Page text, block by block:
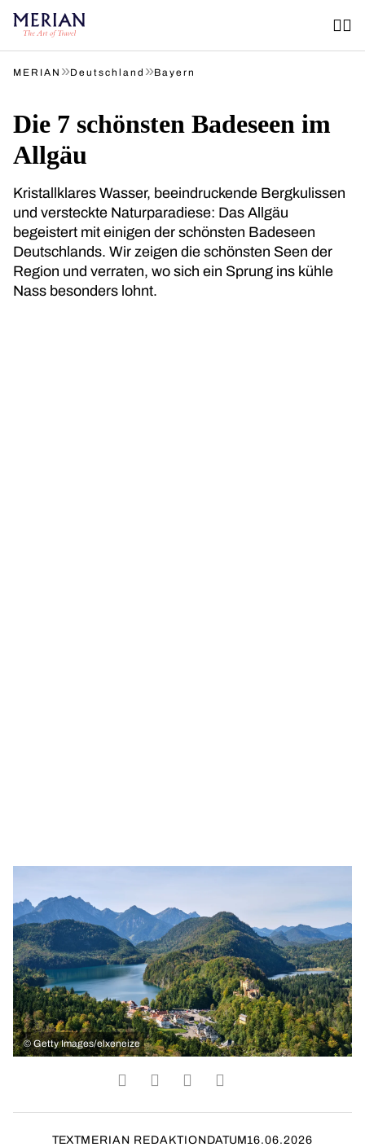
MERIAN »Deutschland »Bayern
Die 7 schönsten Badeseen im
Allgäu
Kristallklares Wasser, beeindruckende Bergkulissen
und versteckte Naturparadiese: Das Allgäu
begeistert mit einigen der schönsten Badeseen
Deutschlands. Wir zeigen die schönsten Seen der
Region und verraten, wo sich ein Sprung ins kühle
Nass besonders lohnt.
© Getty Images/elxeneize
TEXTMERIAN REDAKTION DATUM16.06.2026